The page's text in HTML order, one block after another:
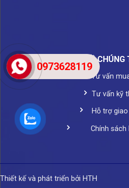
VỀ CHÚNG
Tư vấn
Tư vấn kỹ
Hỗ trợ
Chính sách
Thiết kế và phát triển bởi HTH
0973628119